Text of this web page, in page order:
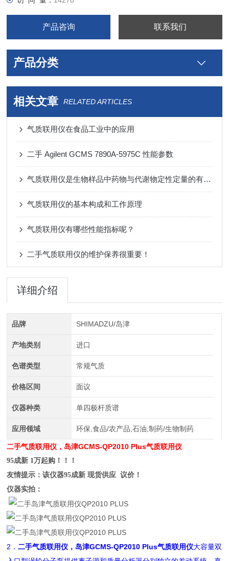
产品咨询 联系我们
产品分类
相关文章 RELATED ARTICLES
气质联用仪在食品工业中的应用
二手 Agilent GCMS 7890A-5975C 性能参数
气质联用仪是生物样品中药物与代谢物定性定量的有效工具
气质联用仪的基本构成和工作原理
气质联用仪有哪些性能指标呢？
二手气质联用仪的维护保养很重要！
详细介绍
品牌 SHIMADZU/岛津
产地类别 进口
色谱类型 常规气质
价格区间 面议
仪器种类 单四极杆质谱
应用领域 环保,食品/农产品,石油,制药/生物制药
二手气质联用仪，岛津GCMS-QP2010 Plus气质联用仪
95成新 1万起购！！！
友情提示：该仪器95成新 现货供应 议价！
仪器实拍：
2．二手气质联用仪，岛津GCMS-QP2010 Plus气质联用仪大容量双